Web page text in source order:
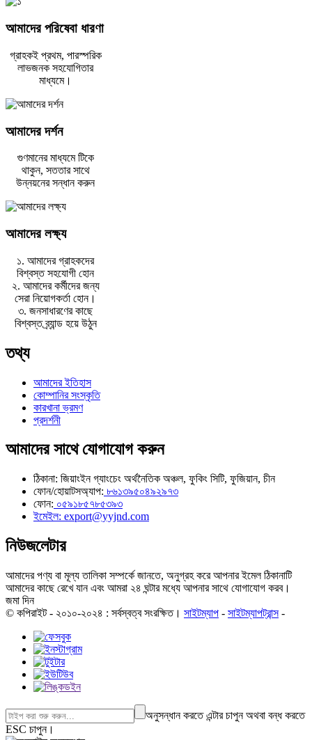
আমাদের পরিষেবা ধারণা
গ্রাহকই প্রথম, পারস্পরিক
লাভজনক সহযোগিতার
মাধ্যমে।
আমাদের দর্শন
গুণমানের মাধ্যমে টিকে
থাকুন, সততার সাথে
উন্নয়নের সন্ধান করুন
আমাদের লক্ষ্য
১. আমাদের গ্রাহকদের
বিশ্বস্ত সহযোগী হোন
২. আমাদের কর্মীদের জন্য
সেরা নিয়োগকর্তা হোন।
৩. জনসাধারণের কাছে
বিশ্বস্ত ব্র্যান্ড হয়ে উঠুন
তথ্য
আমাদের ইতিহাস
কোম্পানির সংস্কৃতি
কারখানা ভ্রমণ
প্রদর্শনী
আমাদের সাথে যোগাযোগ করুন
ঠিকানা: জিয়াংইন গ্যাংচেং অর্থনৈতিক অঞ্চল, ফুকিং সিটি, ফুজিয়ান, চীন
ফোন/হোয়াটসঅ্যাপ: ৮৬১৩৯৫০৪৯২৯৭৩
ফোন: ০৫৯১৮৫৭৮৫৩৯৩
ইমেইল: export@yyjnd.com
নিউজলেটার
আমাদের পণ্য বা মূল্য তালিকা সম্পর্কে জানতে, অনুগ্রহ করে আপনার ইমেল ঠিকানাটি
আমাদের কাছে রেখে যান এবং আমরা ২৪ ঘন্টার মধ্যে আপনার সাথে যোগাযোগ করব।
জমা দিন
© কপিরাইট - ২০১০-২০২৪ : সর্বস্বত্ব সংরক্ষিত। সাইটম্যাপ - সাইটম্যাপট্রান্স-
অনুসন্ধান করতে এন্টার চাপুন অথবা বন্ধ করতে
ESC চাপুন।